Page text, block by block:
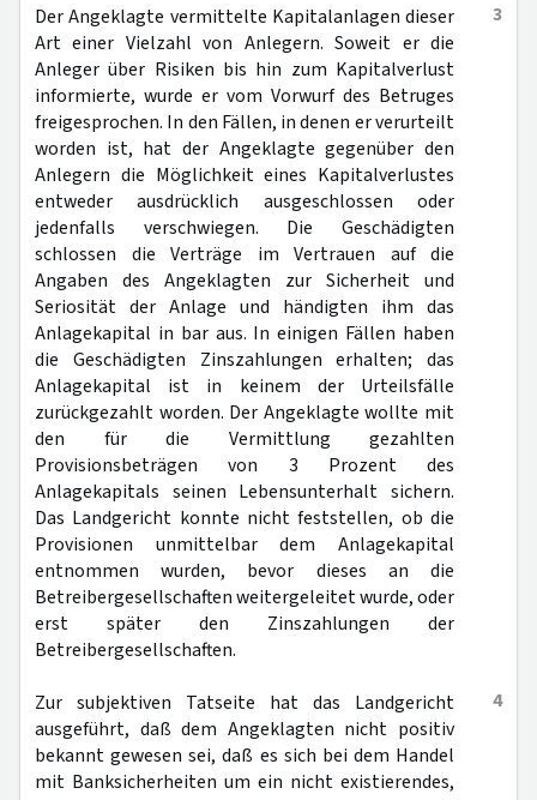
3
Der Angeklagte vermittelte Kapitalanlagen dieser
Art einer Vielzahl von Anlegern. Soweit er die
Anleger über Risiken bis hin zum Kapitalverlust
informierte, wurde er vom Vorwurf des Betruges
freigesprochen. In den Fällen, in denen er verurteilt
worden ist, hat der Angeklagte gegenüber den
Anlegern die Möglichkeit eines Kapitalverlustes
entweder ausdrücklich ausgeschlossen oder
jedenfalls verschwiegen. Die Geschädigten
schlossen die Verträge im Vertrauen auf die
Angaben des Angeklagten zur Sicherheit und
Seriosität der Anlage und händigten ihm das
Anlagekapital in bar aus. In einigen Fällen haben
die Geschädigten Zinszahlungen erhalten; das
Anlagekapital ist in keinem der Urteilsfälle
zurückgezahlt worden. Der Angeklagte wollte mit
den für die Vermittlung gezahlten
Provisionsbeträgen von 3 Prozent des
Anlagekapitals seinen Lebensunterhalt sichern.
Das Landgericht konnte nicht feststellen, ob die
Provisionen unmittelbar dem Anlagekapital
entnommen wurden, bevor dieses an die
Betreibergesellschaften weitergeleitet wurde, oder
erst später den Zinszahlungen der
Betreibergesellschaften.
4
Zur subjektiven Tatseite hat das Landgericht
ausgeführt, daß dem Angeklagten nicht positiv
bekannt gewesen sei, daß es sich bei dem Handel
mit Banksicherheiten um ein nicht existierendes,